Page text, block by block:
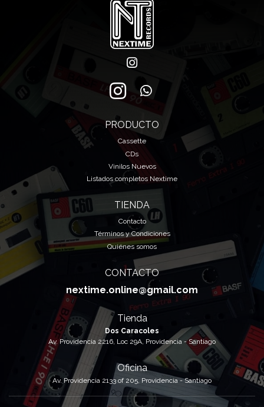
PRODUCTO
Cassette
CDs
Vinilos Nuevos
Listados completos Nextime
TIENDA
Contacto
Términos y Condiciones
Quiénes somos
CONTACTO
nextime.online@gmail.com
Tienda
Dos Caracoles
Av. Providencia 2216, Loc 29A, Providencia - Santiago
Oficina
Av. Providencia 2133 of 205, Providencia - Santiago